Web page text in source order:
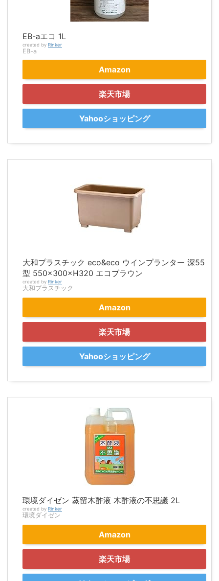
EB-aエコ 1L
created by Rinker
EB-a
Amazon
楽天市場
Yahooショッピング
大和プラスチック eco&eco ウインプランター 深55
型 550×300×H320 エコブラウン
created by Rinker
大和プラスチック
Amazon
楽天市場
Yahooショッピング
環境ダイゼン 蒸留木酢液 木酢液の不思議 2L
created by Rinker
環境ダイゼン
Amazon
楽天市場